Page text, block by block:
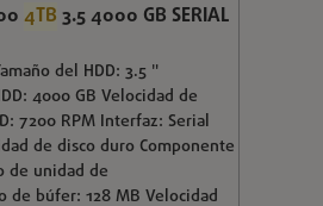
4TB 3.5 4000 GB SERIAL
del HDD: 3.5 "
4000 GB Velocidad de
7200 RPM Interfaz: Serial
de disco duro Componente
de unidad de
de búfer: 128 MB Velocidad